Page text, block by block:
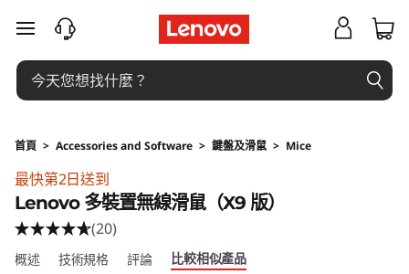
跳至主要內容
首頁 > Accessories and Software > 鍵盤及滑鼠 > Mice
最快第2日送到
Lenovo 多裝置無線滑鼠（X9 版）
(20)
概述 技術規格 評論 比較相似產品